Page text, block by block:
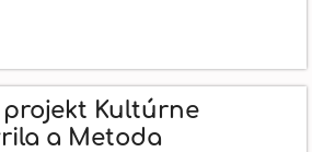
Kultúrne
a Metoda